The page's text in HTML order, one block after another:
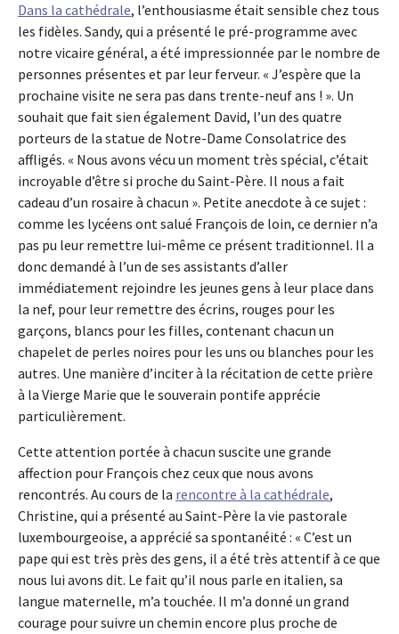
Dans la cathédrale, l’enthousiasme était sensible chez tous
les fidèles. Sandy, qui a présenté le pré-programme avec
notre vicaire général, a été impressionnée par le nombre de
personnes présentes et par leur ferveur. « J’espère que la
prochaine visite ne sera pas dans trente-neuf ans ! ». Un
souhait que fait sien également David, l’un des quatre
porteurs de la statue de Notre-Dame Consolatrice des
affligés. « Nous avons vécu un moment très spécial, c’était
incroyable d’être si proche du Saint-Père. Il nous a fait
cadeau d’un rosaire à chacun ». Petite anecdote à ce sujet :
comme les lycéens ont salué François de loin, ce dernier n’a
pas pu leur remettre lui-même ce présent traditionnel. Il a
donc demandé à l’un de ses assistants d’aller
immédiatement rejoindre les jeunes gens à leur place dans
la nef, pour leur remettre des écrins, rouges pour les
garçons, blancs pour les filles, contenant chacun un
chapelet de perles noires pour les uns ou blanches pour les
autres. Une manière d’inciter à la récitation de cette prière
à la Vierge Marie que le souverain pontife apprécie
particulièrement.
Cette attention portée à chacun suscite une grande
affection pour François chez ceux que nous avons
rencontrés. Au cours de la rencontre à la cathédrale,
Christine, qui a présenté au Saint-Père la vie pastorale
luxembourgeoise, a apprécié sa spontanéité : « C’est un
pape qui est très près des gens, il a été très attentif à ce que
nous lui avons dit. Le fait qu’il nous parle en italien, sa
langue maternelle, m’a touchée. Il m’a donné un grand
courage pour suivre un chemin encore plus proche de